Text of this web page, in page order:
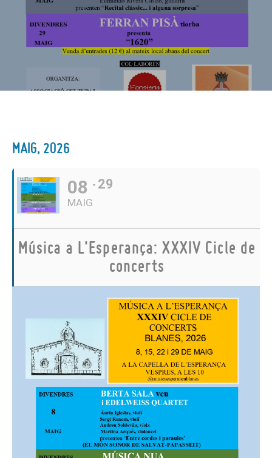
MAIG, 2026
08
MAIG
29
Música a L'Esperança: XXXIV Cicle de
concerts